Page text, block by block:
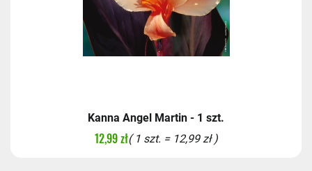
Kanna Angel Martin - 1 szt.
12,99 zł( 1 szt. = 12,99 zł )